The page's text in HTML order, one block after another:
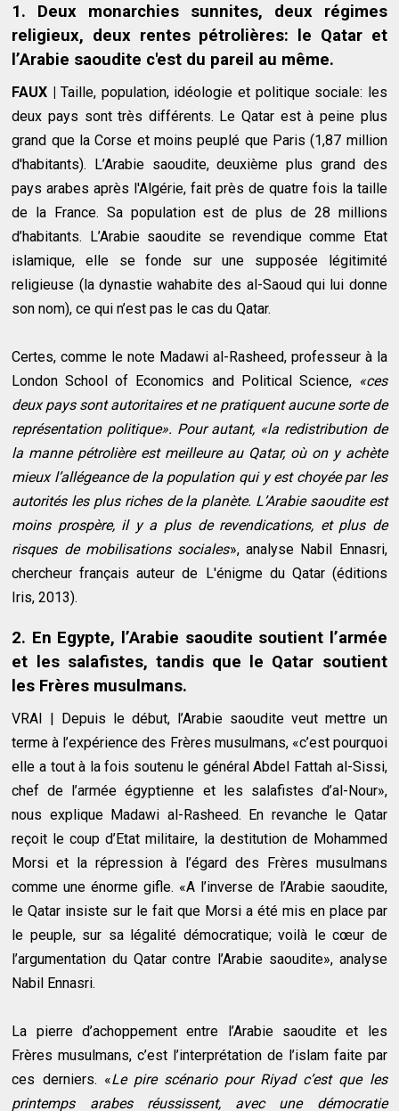
1. Deux monarchies sunnites, deux régimes
religieux, deux rentes pétrolières: le Qatar et
l’Arabie saoudite c'est du pareil au même.
FAUX |
Taille, population, idéologie et politique sociale: les
deux pays sont très différents. Le Qatar est à peine plus
grand que la Corse et moins peuplé que Paris (1,87 million
d'habitants). L’Arabie saoudite, deuxième plus grand des
pays arabes après l'Algérie, fait près de quatre fois la taille
de la France. Sa population est de plus de 28 millions
d’habitants. L’Arabie saoudite se revendique comme Etat
islamique, elle se fonde sur une supposée légitimité
religieuse (la dynastie wahabite des al-Saoud qui lui donne
son nom), ce qui n’est pas le cas du Qatar.
Certes, comme le note Madawi al-Rasheed, professeur à la
London School of Economics and Political Science, «ces
deux pays sont autoritaires et ne pratiquent aucune sorte de
représentation politique». Pour autant, «la redistribution de
la manne pétrolière est meilleure au Qatar, où on y achète
mieux l’allégeance de la population qui y est choyée par les
autorités les plus riches de la planète. L’Arabie saoudite est
moins prospère, il y a plus de revendications, et plus de
risques de mobilisations sociales», analyse Nabil Ennasri,
chercheur français auteur de L'énigme du Qatar (éditions
Iris, 2013).
2. En Egypte, l’Arabie saoudite soutient l’armée
et les salafistes, tandis que le Qatar soutient
les Frères musulmans.
VRAI | Depuis le début, l’Arabie saoudite veut mettre un
terme à l’expérience des Frères musulmans, «c’est pourquoi
elle a tout à la fois soutenu le général Abdel Fattah al-Sissi,
chef de l’armée égyptienne et les salafistes d’al-Nour»,
nous explique Madawi al-Rasheed. En revanche le Qatar
reçoit le coup d’Etat militaire, la destitution de Mohammed
Morsi et la répression à l’égard des Frères musulmans
comme une énorme gifle. «A l’inverse de l’Arabie saoudite,
le Qatar insiste sur le fait que Morsi a été mis en place par
le peuple, sur sa légalité démocratique; voilà le cœur de
l’argumentation du Qatar contre l’Arabie saoudite», analyse
Nabil Ennasri.
La pierre d’achoppement entre l’Arabie saoudite et les
Frères musulmans, c’est l’interprétation de l’islam faite par
ces derniers. «Le pire scénario pour Riyad c’est que les
printemps arabes réussissent, avec une démocratie